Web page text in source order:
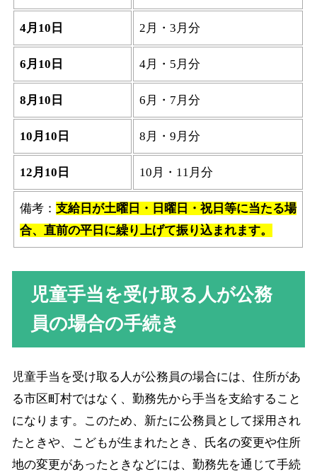
4月10日 2月・3月分
6月10日 4月・5月分
8月10日 6月・7月分
10月10日 8月・9月分
12月10日 10月・11月分
備考：支給日が土曜日・日曜日・祝日等に当たる場
合、直前の平日に繰り上げて振り込まれます。
児童手当を受け取る人が公務
員の場合の手続き
児童手当を受け取る人が公務員の場合には、住所があ
る市区町村ではなく、勤務先から手当を支給すること
になります。このため、新たに公務員として採用され
たときや、こどもが生まれたとき、氏名の変更や住所
地の変更があったときなどには、勤務先を通じて手続